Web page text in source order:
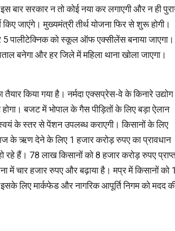
बार सरकार न तो कोई नया कर लगाएगी और न ही
जाएंगे। मुख्यमंत्री तीर्थ योजना फिर से शुरू होगी।
पालीटेक्निक को स्कूल ऑफ एक्सीलेंस बनाया जाएगा।
बनेगा और हर जिले में महिला थाना खोला जाएगा।
किया गया है। नर्मदा एक्सप्रेस-वे के किनारे उद्योग
बजट में भोपाल के गैस पीड़ितों के लिए बड़ा ऐलान
के स्तर से पेंशन उपलब्ध कराएगी। किसानों के लिए
के ऋण देने के लिए 1 हजार करोड़ रुपए का प्रावधान
रहे हैं। 78 लाख किसानों को 8 हजार करोड़ रुपए
में चार हजार रुपए और बढ़ाया है। मप्र में किसानों को
लिए मार्कफेड और नागरिक आपूर्ति निगम को मदद